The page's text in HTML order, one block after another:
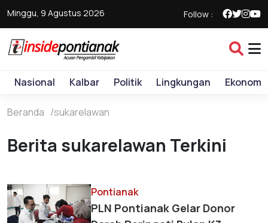
Minggu, 9 Agustus 2026 Follow :
Nasional Kalbar Politik Lingkungan Ekonomi
Beranda sukarelawan
Berita sukarelawan Terkini
Pontianak
PLN Pontianak Gelar Donor